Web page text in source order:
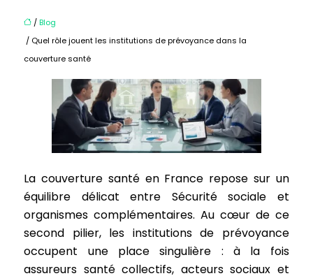
/Blog
/ Quel rôle jouent les institutions de prévoyance dans la
couverture santé
La couverture santé en France repose sur un
équilibre délicat entre Sécurité sociale et
organismes complémentaires. Au cœur de ce
second pilier, les institutions de prévoyance
occupent une place singulière : à la fois
assureurs santé collectifs, acteurs sociaux et